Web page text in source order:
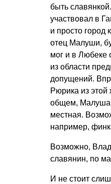
быть
участвовал в
и просто город
отец Малуши,
мог и в Любеке
из области
допущений.
Рюрика из
общем, Малуша,
местная.
например,
Возможно,
славянин, по
И не стоит